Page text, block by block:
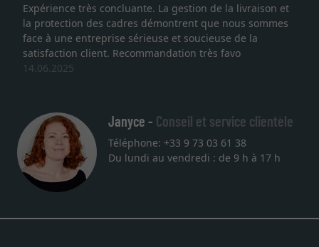
Expérience très concluante. La gestion de la livraison et
la protection des cadres démontrent que nous sommes
face à une entreprise sérieuse et soucieuse de la
satisfaction client. Recommandation très favo
14.06.2025
Janyce - Conseil et service clientèle
Téléphone: +33 9 73 03 61 38
Du lundi au vendredi : de 9 h à 17 h